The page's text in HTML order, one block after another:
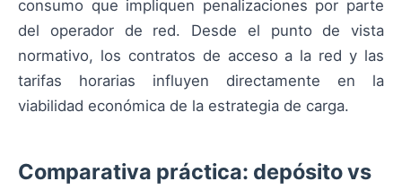
consumo que impliquen penalizaciones por parte
del operador de red. Desde el punto de vista
normativo, los contratos de acceso a la red y las
tarifas horarias influyen directamente en la
viabilidad económica de la estrategia de carga.
Comparativa práctica: depósito vs